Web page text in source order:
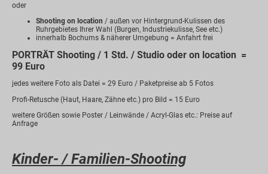
oder
Shooting on location / außen vor Hintergrund-Kulissen des
Ruhrgebietes Ihrer Wahl (Burgen, Industriekulisse, See etc.)
innerhalb Bochums & näherer Umgebung = Anfahrt frei
PORTRÄT Shooting / 1 Std. / Studio oder on location =
99 Euro
jedes weitere Foto als Datei = 29 Euro / Paketpreise ab 5 Fotos
Profi-Retusche (Haut, Haare, Zähne etc.) pro Bild = 15 Euro
weitere Größen sowie Poster / Leinwände / Acryl-Glas etc.: Preise auf
Anfrage
Kinder- / Familien-Shooting